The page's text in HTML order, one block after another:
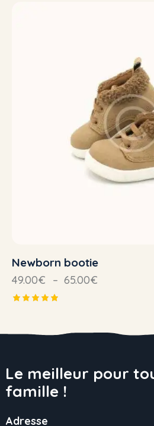
Newborn bootie
49.00€ – 65.00€
Le meilleur pour
famille !
Adresse